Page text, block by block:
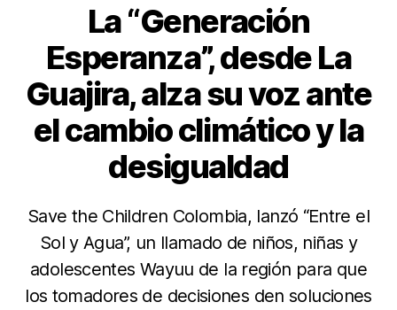
La “Generación
Esperanza”, desde La
Guajira, alza su voz ante
el cambio climático y la
desigualdad
Save the Children Colombia, lanzó “Entre el
Sol y Agua”, un llamado de niños, niñas y
adolescentes Wayuu de la región para que
los tomadores de decisiones den soluciones